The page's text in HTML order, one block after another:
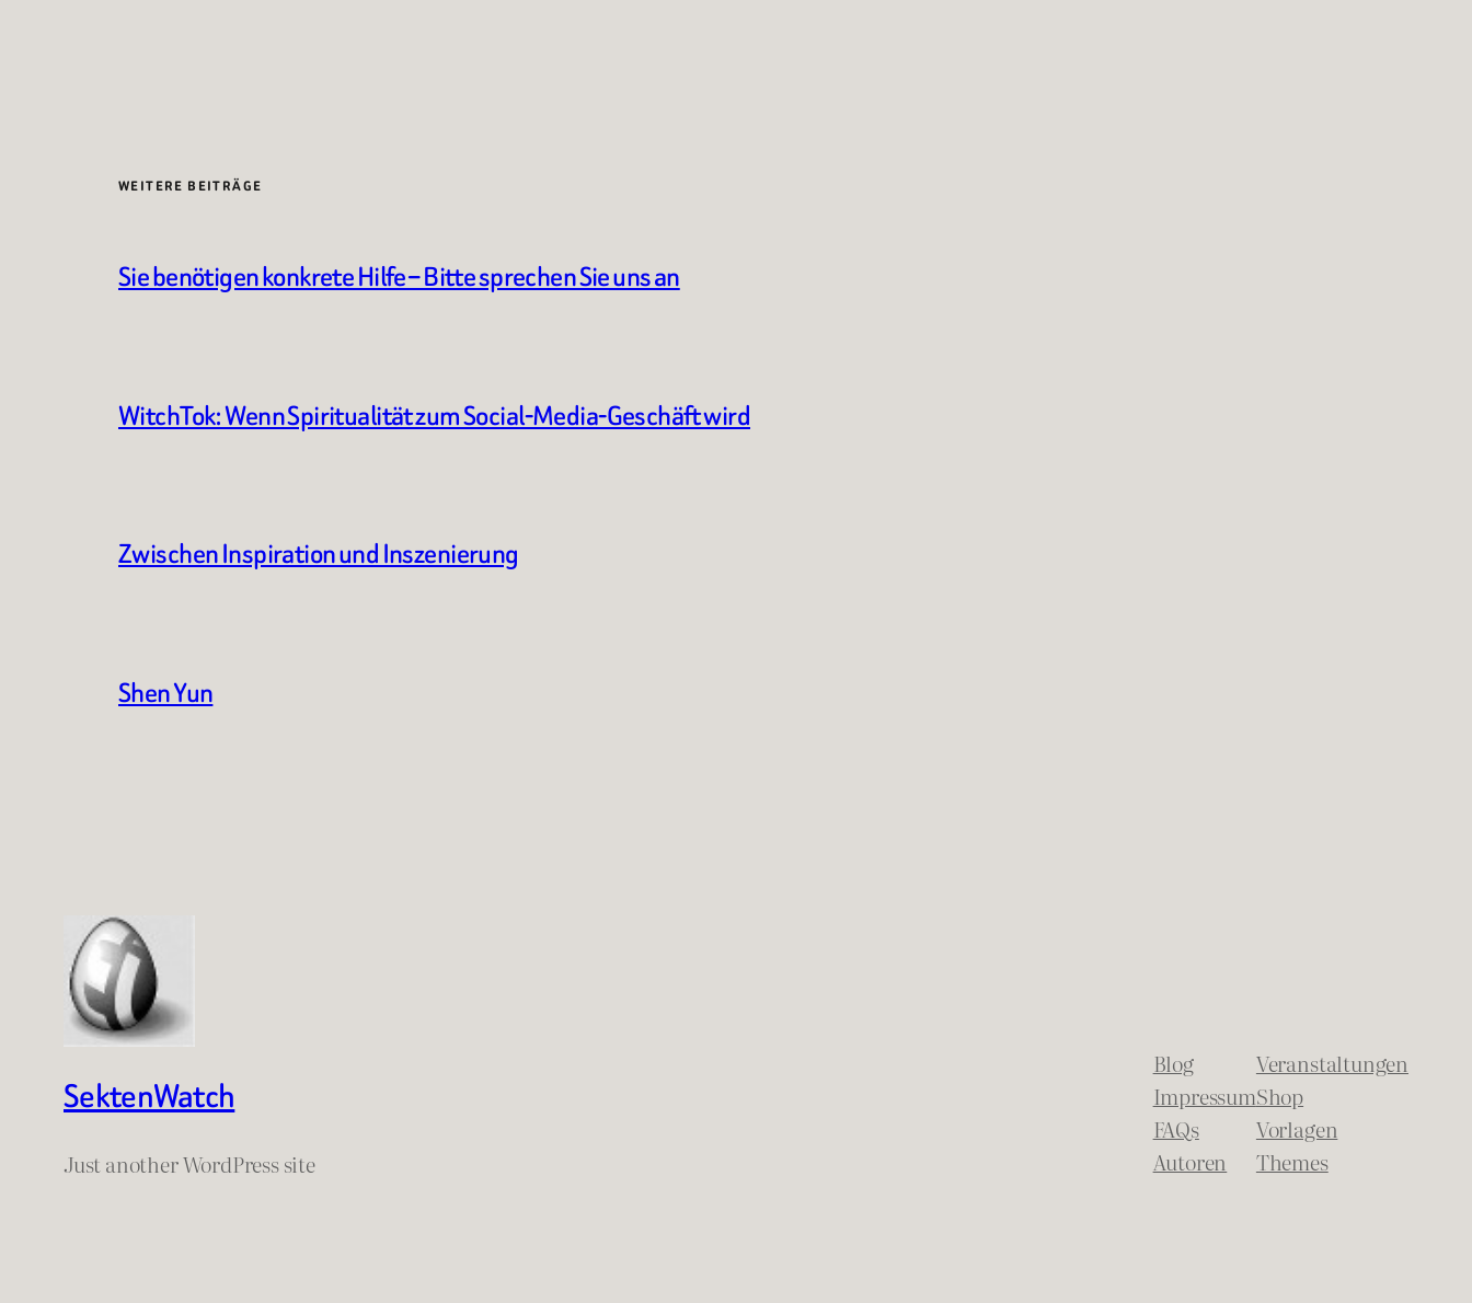
WEITERE BEITRÄGE
Sie benötigen konkrete Hilfe – Bitte sprechen Sie uns an
WitchTok: Wenn Spiritualität zum Social-Media-Geschäft wird
Zwischen Inspiration und Inszenierung
Shen Yun
SektenWatch
Just another WordPress site
Blog
Impressum
FAQs
Autoren
Veranstaltungen
Shop
Vorlagen
Themes